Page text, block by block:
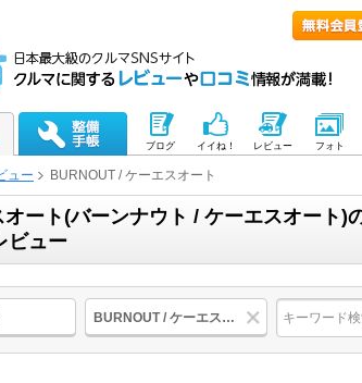
ブログ イイね！ レビュー フォト
ュー BURNOUT / ケーエスオート
ート(バーンナウト / ケーエスオート)
ビュー
BURNOUT / ケーエスオート